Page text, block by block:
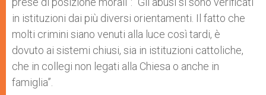
in istituzioni dai più diversi orientamenti. Il fatto che
molti crimini siano venuti alla luce così tardi, è
dovuto ai sistemi chiusi, sia in istituzioni cattoliche,
che in collegi non legati alla Chiesa o anche in
famiglia”.